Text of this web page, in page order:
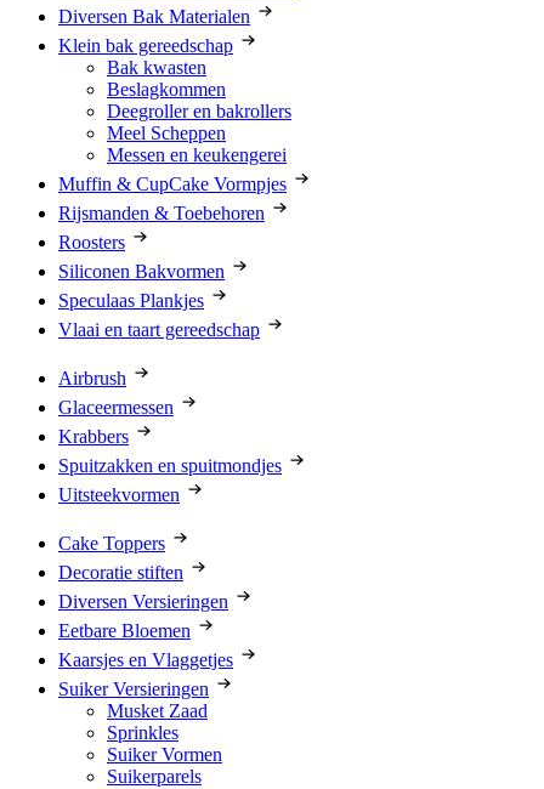
Diversen Bak Materialen
Klein bak gereedschap
Bak kwasten
Beslagkommen
Deegroller en bakrollers
Meel Scheppen
Messen en keukengerei
Muffin & CupCake Vormpjes
Rijsmanden & Toebehoren
Roosters
Siliconen Bakvormen
Speculaas Plankjes
Vlaai en taart gereedschap
Airbrush
Glaceermessen
Krabbers
Spuitzakken en spuitmondjes
Uitsteekvormen
Cake Toppers
Decoratie stiften
Diversen Versieringen
Eetbare Bloemen
Kaarsjes en Vlaggetjes
Suiker Versieringen
Musket Zaad
Sprinkles
Suiker Vormen
Suikerparels